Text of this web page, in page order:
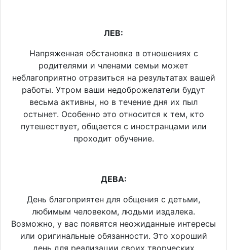
ЛЕВ:
Напряженная обстановка в отношениях с
родителями и членами семьи может
неблагоприятно отразиться на результатах вашей
работы. Утром ваши недоброжелатели будут
весьма активны, но в течение дня их пыл
остынет. Особенно это относится к тем, кто
путешествует, общается с иностранцами или
проходит обучение.
ДЕВА:
День благоприятен для общения с детьми,
любимым человеком, людьми издалека.
Возможно, у вас появятся неожиданные интересы
или оригинальные обязанности. Это хороший